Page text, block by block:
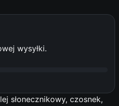
wysyłki.
słonecznikowy, czosnek,